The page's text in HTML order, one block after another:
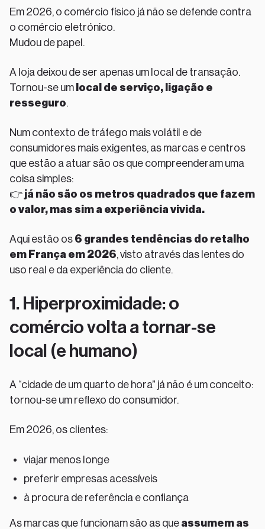
Em 2026, o comércio físico já não se defende contra
o comércio eletrónico.
Mudou de papel.
A loja deixou de ser apenas um local de transação.
Tornou-se um local de serviço, ligação e
resseguro.
Num contexto de tráfego mais volátil e de
consumidores mais exigentes, as marcas e centros
que estão a atuar são os que compreenderam uma
coisa simples:
👉 já não são os metros quadrados que fazem
o valor, mas sim a experiência vivida.
Aqui estão os 6 grandes tendências do retalho
em França em 2026, visto através das lentes do
uso real e da experiência do cliente.
1. Hiperproximidade: o
comércio volta a tornar-se
local (e humano)
A “cidade de um quarto de hora” já não é um conceito:
tornou-se um reflexo do consumidor.
Em 2026, os clientes:
viajar menos longe
preferir empresas acessíveis
à procura de referência e confiança
As marcas que funcionam são as que assumem as